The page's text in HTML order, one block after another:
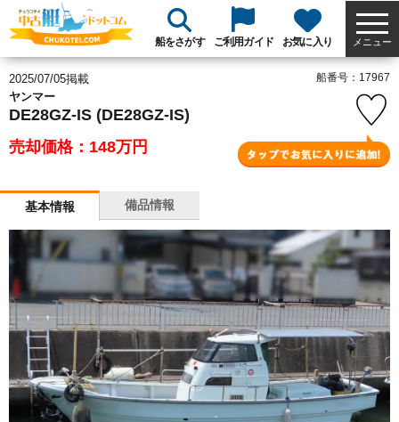
船をさがす ご利用ガイド お気に入り メニュー
2025/07/05掲載
ヤンマー
DE28GZ-IS (DE28GZ-IS)
売却価格：148万円
船番号：17967
基本情報 備品情報